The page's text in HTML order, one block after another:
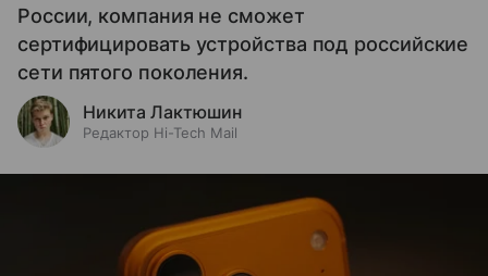
России, компания не сможет
сертифицировать устройства под российские
сети пятого поколения.
Никита Лактюшин
Редактор Hi-Tech Mail